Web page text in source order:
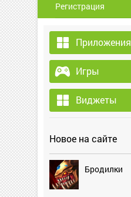
Регистрация
Приложения
Игры
Виджеты
Новое на сайте
Бродилки